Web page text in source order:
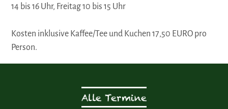
14 bis 16 Uhr, Freitag 10 bis 15 Uhr
Kosten inklusive Kaffee/Tee und Kuchen 17,50 EURO pro
Person.
Alle Termine